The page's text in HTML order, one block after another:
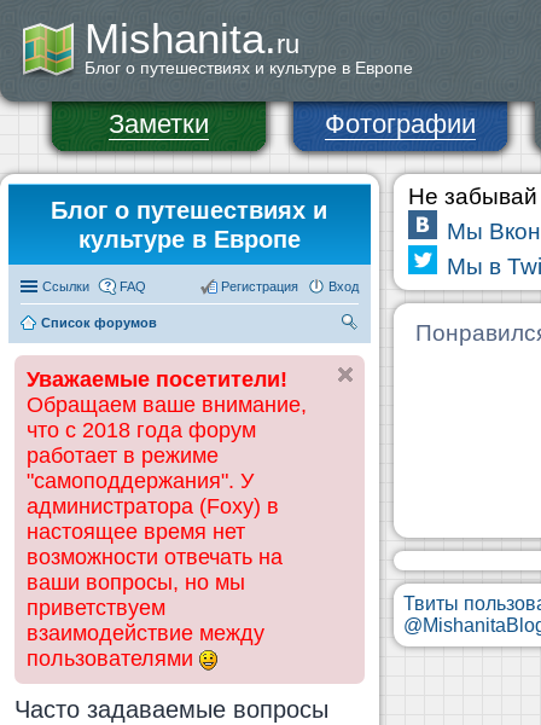
Mishanita.ru
Блог о путешествиях и культуре в Европе
Заметки Фотографии
Блог о путешествиях и
культуре в Европе
Ссылки FAQ Вход
Регистрация
Список форумов
ск
Уважаемые посетители!
Обращаем ваше внимание,
что с 2018 года форум
работает в режиме
"самоподдержания". У
администратора (Foxy) в
настоящее время нет
возможности отвечать на
ваши вопросы, но мы
приветствуем
взаимодействие между
пользователями
Часто задаваемые вопросы
Не забывай
Мы
Мы в
Твиты